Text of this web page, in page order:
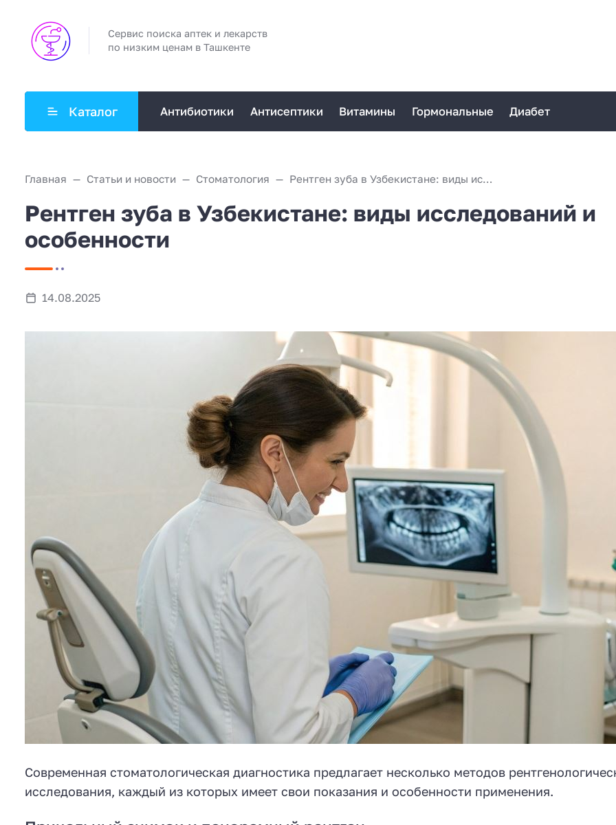
Сервис поиска аптек и лекарств
по низким ценам в Ташкенте
Каталог Антибиотики Антисептики Витамины Гормональные Диабет
Главная Статьи и новости Стоматология Рентген зуба в Узбекистане: виды исследований и особенности
Рентген зуба в Узбекистане: виды исследований и
особенности
14.08.2025
Современная стоматологическая диагностика предлагает несколько методов
исследования, каждый из которых имеет свои показания и особенности применения.